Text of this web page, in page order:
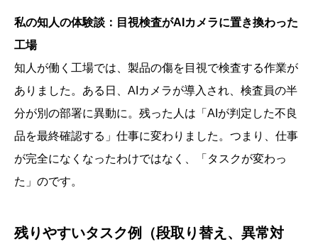
私の知人の体験談：目視検査がAIカメラに置き換わった
工場
知人が働く工場では、製品の傷を目視で検査する作業が
ありました。ある日、AIカメラが導入され、検査員の半
分が別の部署に異動に。残った人は「AIが判定した不良
品を最終確認する」仕事に変わりました。つまり、仕事
が完全になくなったわけではなく、「タスクが変わっ
た」のです。
残りやすいタスク例（段取り替え、異常対